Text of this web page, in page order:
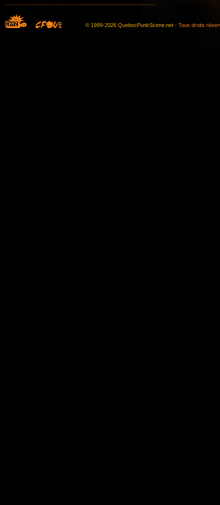
© 1999-2026 QuebecPunkScene.net - Tous droits